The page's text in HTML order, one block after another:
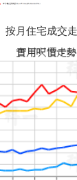
按月住宅成交